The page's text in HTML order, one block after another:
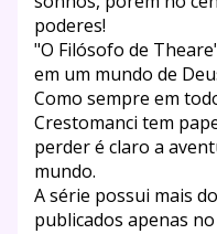
poderes!
"O Filósofo de
em um mundo de
Como sempre em
Crestomanci tem
perder é claro a
mundo.
A série possui mais
publicados apenas